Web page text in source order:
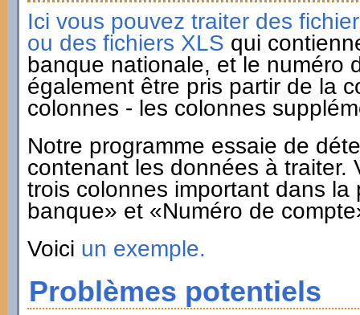
Ici vous pouvez traiter des
ou des fichiers XLS qui
banque nationale, et le numéro
également être pris partir de la
colonnes - les colonnes
Notre programme essaie de
contenant les données à traiter.
trois colonnes important dans
banque» et «Numéro de
Voici un exemple.
Problèmes potentiels